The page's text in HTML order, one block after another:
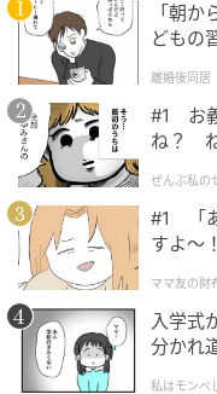
©ラノベアニメ製作委員会
「もう分かんないよ…
でも、確かなことが
（私は過去に戻れ
「朝
どもの
離婚後同居
#1 お
ね？
ぜんぶ私の
#1 「
すよ〜
ママ友の財
入学式
分かれ
私はモンペ